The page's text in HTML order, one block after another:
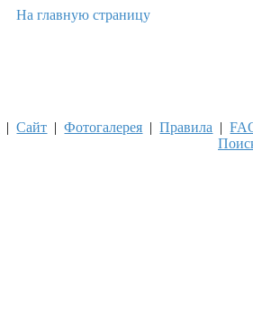
|Сайт |Фотогалерея |Правила |